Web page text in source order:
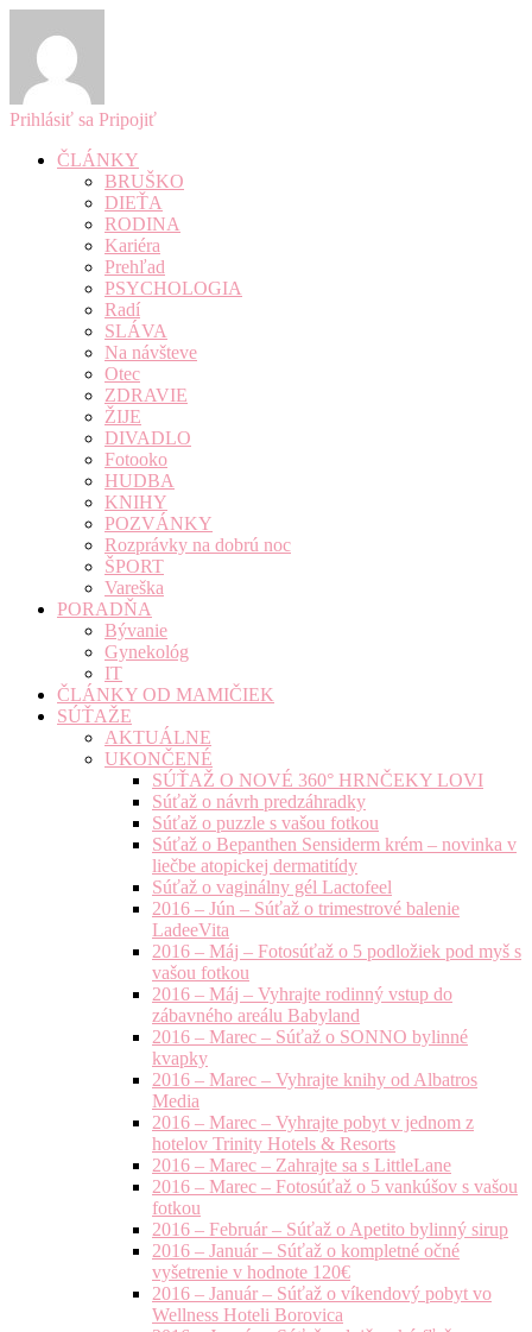
Prihlásiť sa Pripojiť
ČLÁNKY
BRUŠKO
DIEŤA
RODINA
Kariéra
Prehľad
PSYCHOLOGIA
Radí
SLÁVA
Na návšteve
Otec
ZDRAVIE
ŽIJE
DIVADLO
Fotooko
HUDBA
KNIHY
POZVÁNKY
Rozprávky na dobrú noc
ŠPORT
Vareška
PORADŇA
Bývanie
Gynekológ
IT
ČLÁNKY OD MAMIČIEK
SÚŤAŽE
AKTUÁLNE
UKONČENÉ
SÚŤAŽ O NOVÉ 360° HRNČEKY LOVI
Súťaž o návrh predzáhradky
Súťaž o puzzle s vašou fotkou
Súťaž o Bepanthen Sensiderm krém – novinka v
liečbe atopickej dermatitídy
Súťaž o vaginálny gél Lactofeel
2016 – Jún – Súťaž o trimestrové balenie
LadeeVita
2016 – Máj – Fotosúťaž o 5 podložiek pod myš s
vašou fotkou
2016 – Máj – Vyhrajte rodinný vstup do
zábavného areálu Babyland
2016 – Marec – Súťaž o SONNO bylinné
kvapky
2016 – Marec – Vyhrajte knihy od Albatros
Media
2016 – Marec – Vyhrajte pobyt v jednom z
hotelov Trinity Hotels & Resorts
2016 – Marec – Zahrajte sa s LittleLane
2016 – Marec – Fotosúťaž o 5 vankúšov s vašou
fotkou
2016 – Február – Súťaž o Apetito bylinný sirup
2016 – Január – Súťaž o kompletné očné
vyšetrenie v hodnote 120€
2016 – Január – Súťaž o víkendový pobyt vo
Wellness Hoteli Borovica